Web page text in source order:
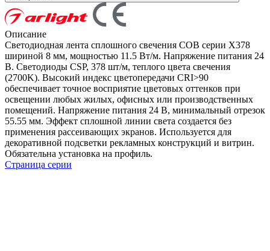
Описание
Светодиодная лента сплошного свечения COB серии X378
шириной 8 мм, мощностью 11.5 Вт/м. Напряжение питания 24
В. Светодиоды CSP, 378 шт/м, теплого цвета свечения
(2700K). Высокий индекс цветопередачи CRI>90
обеспечивает точное восприятие цветовых оттенков при
освещении любых жилых, офисных или производственных
помещений. Напряжение питания 24 В, минимальный отрезок
55.55 мм. Эффект сплошной линии света создается без
применения рассеивающих экранов. Используется для
декоративной подсветки рекламных конструкций и витрин.
Обязательна установка на профиль.
Страница серии